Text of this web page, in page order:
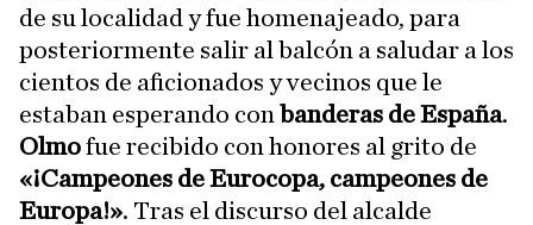
de su localidad y fue homenajeado, para
posteriormente salir al balcón a saludar a los
cientos de aficionados y vecinos que le
estaban esperando con banderas de España.
Olmofue recibido con honores al grito de
«¡Campeones de Eurocopa, campeones de
Europa!». Tras el discurso del alcalde